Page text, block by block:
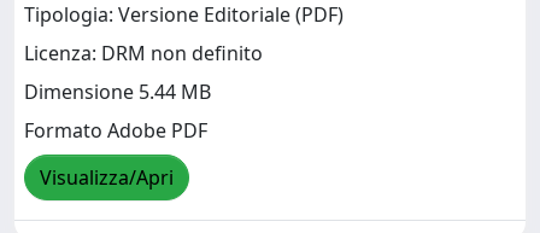
Tipologia: Versione Editoriale (PDF)
Licenza: DRM non definito
Dimensione 5.44 MB
Formato Adobe PDF
Visualizza/Apri